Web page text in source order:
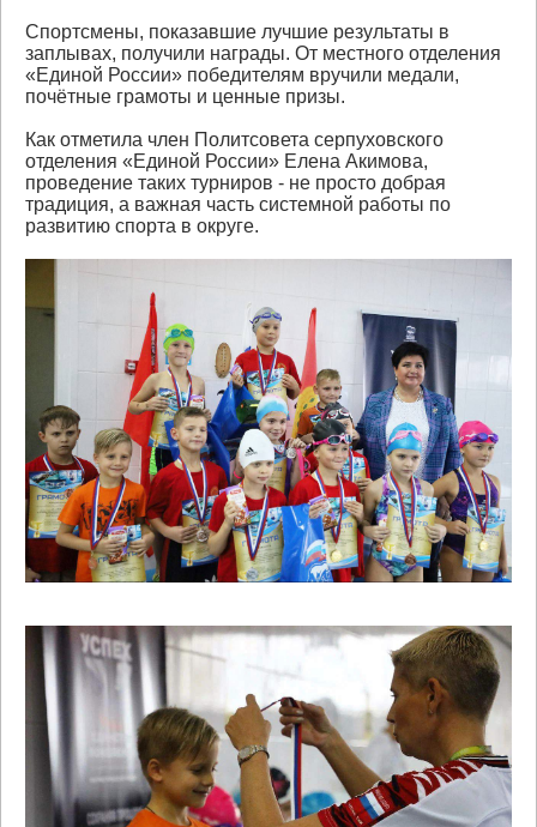
Спортсмены, показавшие лучшие результаты в
заплывах, получили награды. От местного отделения
«Единой России» победителям вручили медали,
почётные грамоты и ценные призы.
Как отметила член Политсовета серпуховского
отделения «Единой России» Елена Акимова,
проведение таких турниров - не просто добрая
традиция, а важная часть системной работы по
развитию спорта в округе.